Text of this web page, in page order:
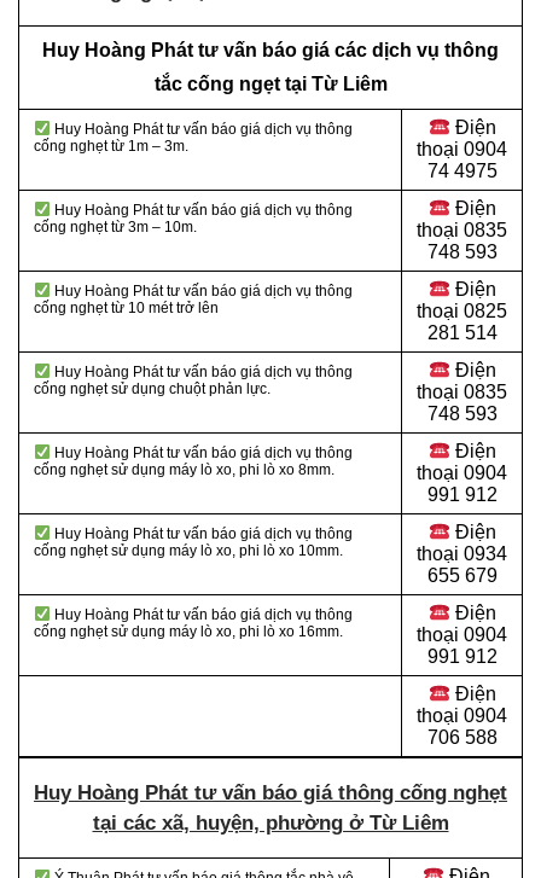
Huy Hoàng Phát tư vấn báo giá các dịch vụ thông
tắc cống ngẹt tại Từ Liêm
Huy Hoàng Phát tư vấn báo giá dịch vụ thông
cống nghẹt từ 1m – 3m.
Điện
thoại 0904
74 4975
Huy Hoàng Phát tư vấn báo giá dịch vụ thông
cống nghẹt từ 3m – 10m.
Điện
thoại 0835
748 593
Huy Hoàng Phát tư vấn báo giá dịch vụ thông
cống nghẹt từ 10 mét trở lên
Điện
thoại 0825
281 514
Huy Hoàng Phát tư vấn báo giá dịch vụ thông
cống nghẹt sử dụng chuột phản lực.
Điện
thoại 0835
748 593
Huy Hoàng Phát tư vấn báo giá dịch vụ thông
cống nghẹt sử dụng máy lò xo, phi lò xo 8mm.
Điện
thoại 0904
991 912
Huy Hoàng Phát tư vấn báo giá dịch vụ thông
cống nghẹt sử dụng máy lò xo, phi lò xo 10mm.
Điện
thoại 0934
655 679
Huy Hoàng Phát tư vấn báo giá dịch vụ thông
cống nghẹt sử dụng máy lò xo, phi lò xo 16mm.
Điện
thoại 0904
991 912
Điện
thoại 0904
706 588
Huy Hoàng Phát tư vấn báo giá thông cống nghẹt
tại các xã, huyện, phường ở Từ Liêm